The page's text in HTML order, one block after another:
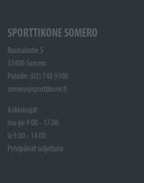
SPORTTIKONE SOMERO
Ruunalantie 5
31400 Somero
Puhelin: (02) 748 9300
somero@sporttikone.fi
Aukioloajat
ma-pe 9.00 - 17.00
la 9.00 - 14.00
Pyhäpäivät suljettuna